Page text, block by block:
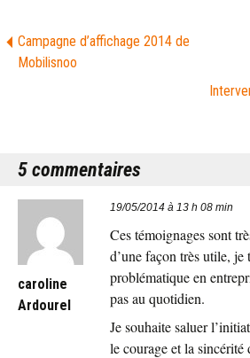
Campagne d’affichage 2014 de
Mobilisnoo
5 commentaires
caroline
Ardourel
19/05/2014 à 13 h 08 min
Ces témoignages sont
d’une façon très utile, je
problématique en
pas au quotidien.
Je souhaite saluer
le courage et la sincérité